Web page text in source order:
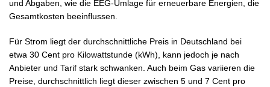
und Abgaben, wie die EEG-Umlage für erneuerbare Energien, die
Gesamtkosten beeinflussen.
Für Strom liegt der durchschnittliche Preis in Deutschland bei
etwa 30 Cent pro Kilowattstunde (kWh), kann jedoch je nach
Anbieter und Tarif stark schwanken. Auch beim Gas variieren die
Preise, durchschnittlich liegt dieser zwischen 5 und 7 Cent pro